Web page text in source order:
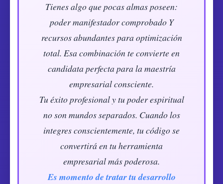
Tienes algo que pocas almas poseen:
poder manifestador comprobado Y
recursos abundantes para optimización
total. Esa combinación te convierte en
candidata perfecta para la maestría
empresarial consciente.
Tu éxito profesional y tu poder espiritual
no son mundos separados. Cuando los
integres conscientemente, tu código se
convertirá en tu herramienta
empresarial más poderosa.
Es momento de tratar tu desarrollo